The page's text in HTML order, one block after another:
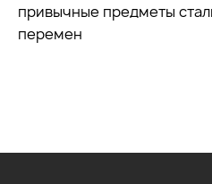
привычные предметы
перемен